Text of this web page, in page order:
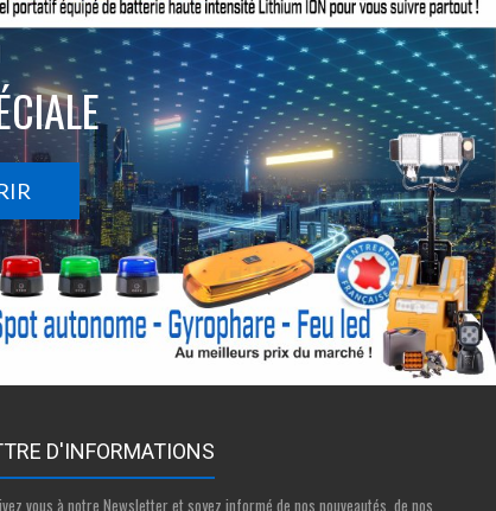
D'INFORMATIONS
vous à notre Newsletter et soyez informé de nos nouveautés, de nos